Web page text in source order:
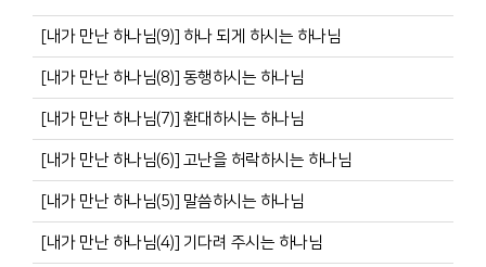
[내가 만난 하나님(9)] 하나 되게 하시는 하나님
[내가 만난 하나님(8)] 동행하시는 하나님
[내가 만난 하나님(7)] 환대하시는 하나님
[내가 만난 하나님(6)] 고난을 허락하시는 하나님
[내가 만난 하나님(5)] 말씀하시는 하나님
[내가 만난 하나님(4)] 기다려 주시는 하나님